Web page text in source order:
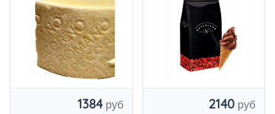
Сицилии
1384
порошковая смесь
2 кг = 90 порций
2140